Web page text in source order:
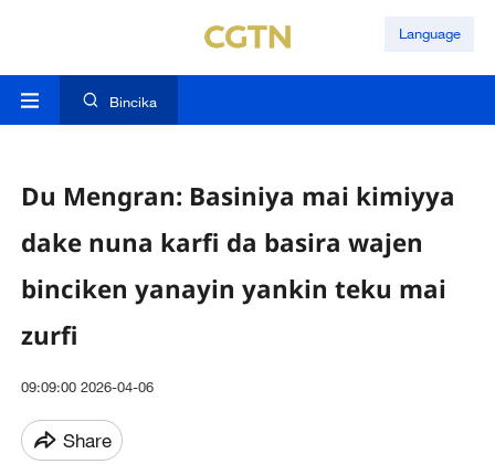
Language
Bincika
Du Mengran: Basiniya mai kimiyya
dake nuna karfi da basira wajen
binciken yanayin yankin teku mai
zurfi
09:09:00 2026-04-06
Share